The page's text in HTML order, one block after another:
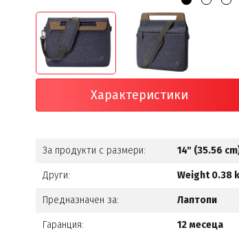
Характеристики
За продукти с размери: 14" (35.56
Други: Weight 0.38
Предназначен за: Лаптопи
Гаранция: 12 месеца